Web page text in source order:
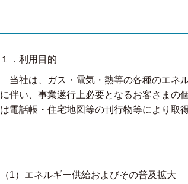
１．利用目的
当社は、ガス・電気・熱等の各種のエネ
に伴い、事業遂行上必要となるお客さまの
は電話帳・住宅地図等の刊行物等により取
（1）エネルギー供給およびその普及拡大